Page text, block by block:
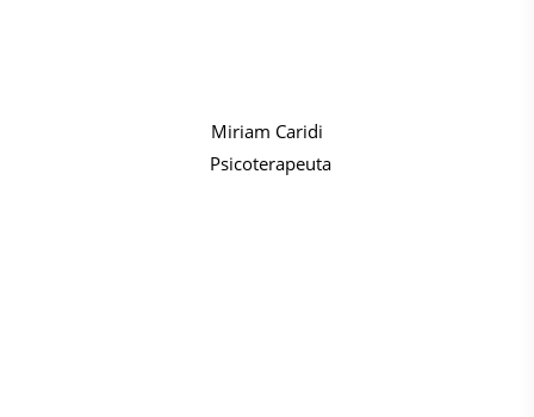
Miriam Caridi
Psicoterapeuta